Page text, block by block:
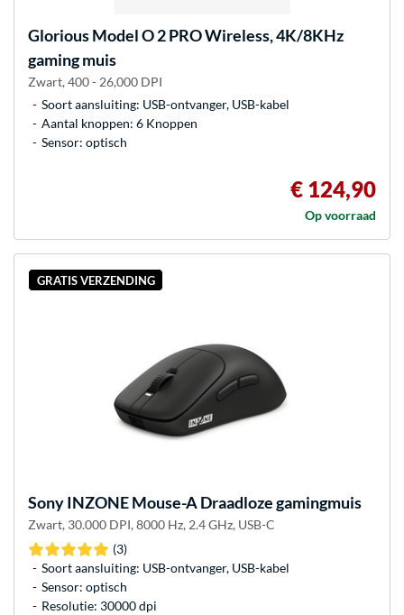
GloriousModel O 2 PRO Wireless, 4K/8KHz
gaming muis
Zwart, 400 - 26,000 DPI
Soort aansluiting: USB-ontvanger, USB-kabel
Aantal knoppen: 6 Knoppen
Sensor: optisch
€ 124,90
Op voorraad
GRATIS VERZENDING
SonyINZONE Mouse-A Draadloze gamingmuis
Zwart, 30.000 DPI, 8000 Hz, 2.4 GHz, USB-C
(3)
Soort aansluiting: USB-ontvanger, USB-kabel
Sensor: optisch
Resolutie: 30000 dpi